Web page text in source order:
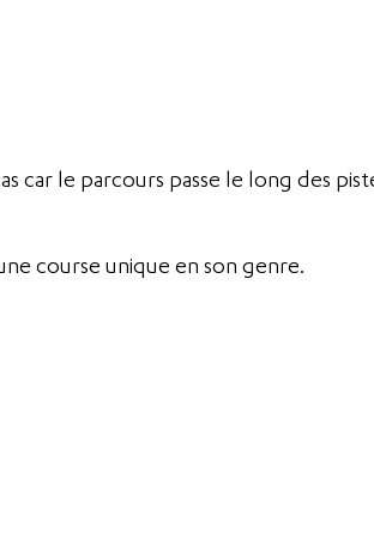
car le parcours passe le long des
course unique en son genre.